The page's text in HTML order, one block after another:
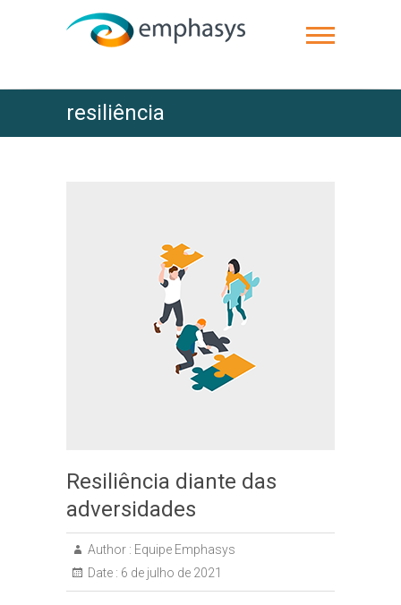
resiliência
Resiliência diante das
adversidades
Author : Equipe Emphasys
Date : 6 de julho de 2021